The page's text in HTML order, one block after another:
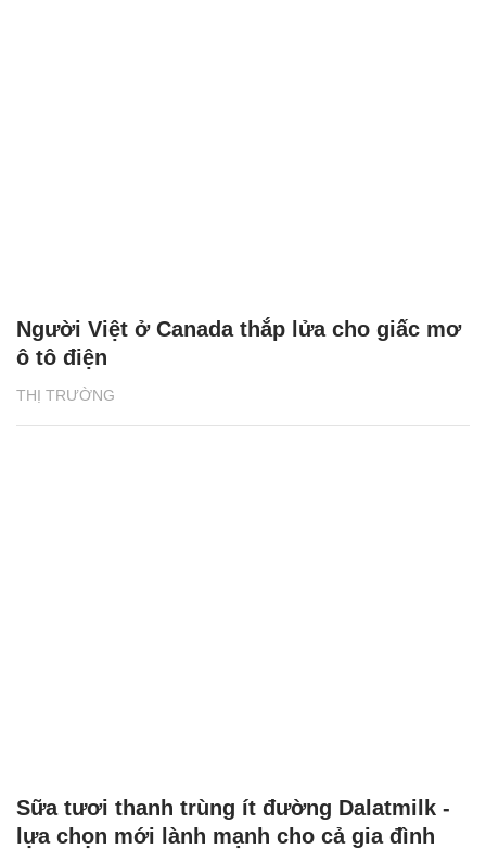
THỊ TRƯỜNG
Người Việt ở Canada thắp lửa cho giấc mơ
ô tô điện
Sữa tươi thanh trùng ít đường Dalatmilk -
lựa chọn mới lành mạnh cho cả gia đình